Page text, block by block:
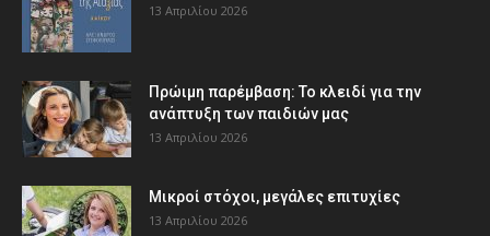
13 Απριλίου 2026
Πρώιμη παρέμβαση: Το κλειδί για την
ανάπτυξη των παιδιών µας
13 Απριλίου 2026
Μικροί στόχοι, μεγάλες επιτυχίες
13 Απριλίου 2026